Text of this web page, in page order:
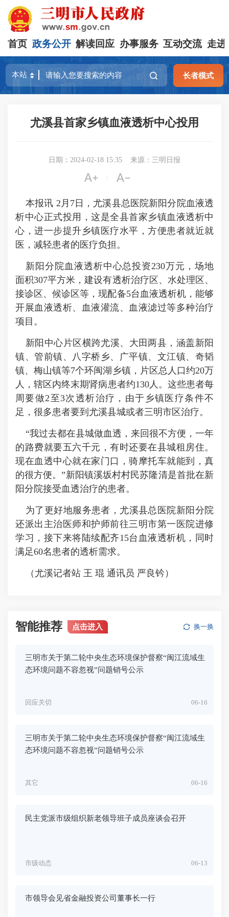
首页 政务公开 解读回应 办事服务 互动交流 走进
长者模式
尤溪县首家乡镇血液透析中心投用
日期：2024-02-18 15:35 来源：三明日报
 
本报讯 2月7日，尤溪县总医院新阳分院血液透
析中心正式投用，这是全县首家乡镇血液透析中
心，进一步提升乡镇医疗水平，方便患者就近就
医，减轻患者的医疗负担。
新阳分院血液透析中心总投资230万元，场地
面积307平方米，建设有透析治疗区、水处理区、
接诊区、候诊区等，现配备5台血液透析机，能够
开展血液透析、血液灌流、血液滤过等多种治疗
项目。
新阳中心片区横跨尤溪、大田两县，涵盖新阳
镇、管前镇、八字桥乡、广平镇、文江镇、奇韬
镇、梅山镇等7个环闽湖乡镇，片区总人口约20万
人，辖区内终末期肾病患者约130人。这些患者每
周要做2至3次透析治疗，由于乡镇医疗条件不
足，很多患者要到尤溪县城或者三明市区治疗。
“我过去都在县城做血透，来回很不方便，一年
的路费就要五六千元，有时还要在县城租房住。
现在血透中心就在家门口，骑摩托车就能到，真
的很方便。”新阳镇溪坂村村民苏隆清是首批在新
阳分院接受血透治疗的患者。
为了更好地服务患者，尤溪县总医院新阳分院
还派出主治医师和护师前往三明市第一医院进修
学习，接下来将陆续配齐15台血液透析机，同时
满足60名患者的透析需求。
（尤溪记者站 王 琨 通讯员 严良钤）
智能推荐 点击进入 换一换
三明市关于第二轮中央生态环境保护督察“闽江流域生
态环境问题不容忽视”问题销号公示
06-16
回应关切
三明市关于第二轮中央生态环境保护督察“闽江流域生
态环境问题不容忽视”问题销号公示
06-16
其它
民主党派市级组织新老领导班子成员座谈会召开
06-13
市级动态
市领导会见省金融投资公司董事长一行